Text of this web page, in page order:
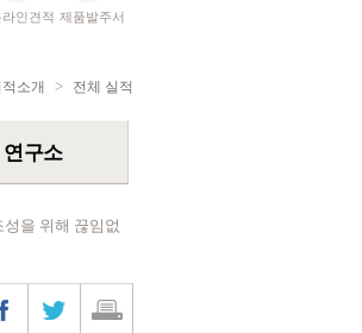
라인견적 제품발주서
적소개 > 전체 실적
연구소
을 위해 끊임없